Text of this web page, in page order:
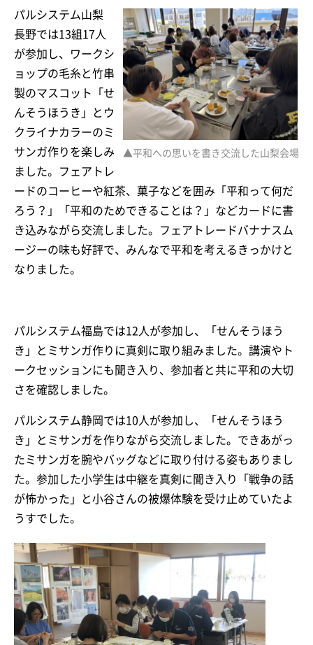
▲平和への思いを書き交流した山梨会場
パルシステム山梨
長野では13組17人
が参加し、ワークシ
ョップの毛糸と竹串
製のマスコット「せ
んそうほうき」とウ
クライナカラーのミ
サンガ作りを楽しみ
ました。フェアトレ
ードのコーヒーや紅茶、菓子などを囲み「平和って何だ
ろう？」「平和のためできることは？」などカードに書
き込みながら交流しました。フェアトレードバナナスム
ージーの味も好評で、みんなで平和を考えるきっかけと
なりました。
パルシステム福島では12人が参加し、「せんそうほう
き」とミサンガ作りに真剣に取り組みました。講演やト
ークセッションにも聞き入り、参加者と共に平和の大切
さを確認しました。
パルシステム静岡では10人が参加し、「せんそうほう
き」とミサンガを作りながら交流しました。できあがっ
たミサンガを腕やバッグなどに取り付ける姿もありまし
た。参加した小学生は中継を真剣に聞き入り「戦争の話
が怖かった」と小谷さんの被爆体験を受け止めていたよ
うすでした。